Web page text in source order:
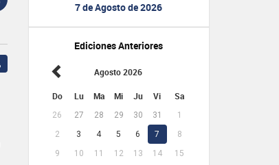
7 de Agosto de 2026
Ediciones Anteriores
Agosto 2026
Do Lu Ma Mi Ju Vi Sa
26 27 28 29 30 31
1
2
3 4 5 6 7
8
9
10 11 12 13 14
15